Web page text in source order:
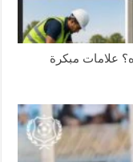
علامات مبكرة